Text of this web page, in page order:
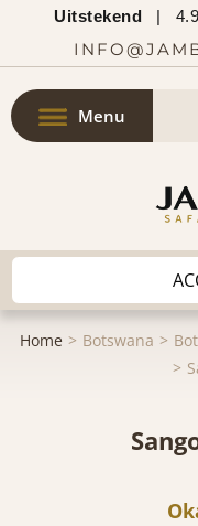
Uitstekend |
Menu
Home Botswana